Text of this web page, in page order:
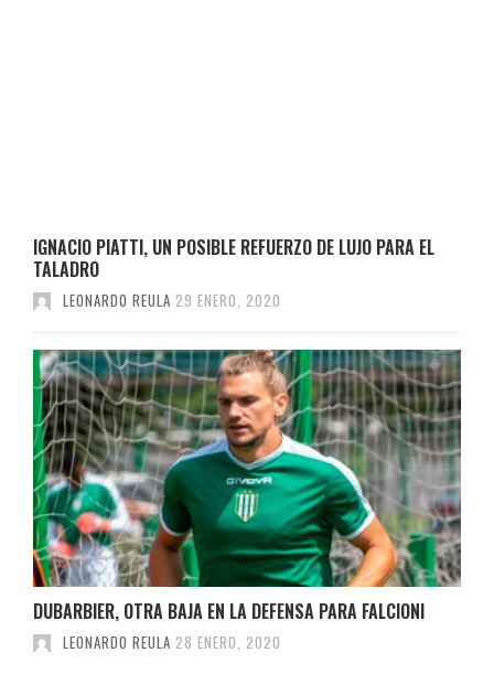
IGNACIO PIATTI, UN POSIBLE REFUERZO DE LUJO PARA EL
TALADRO
LEONARDO REULA 29 ENERO, 2020
DUBARBIER, OTRA BAJA EN LA DEFENSA PARA FALCIONI
LEONARDO REULA 28 ENERO, 2020